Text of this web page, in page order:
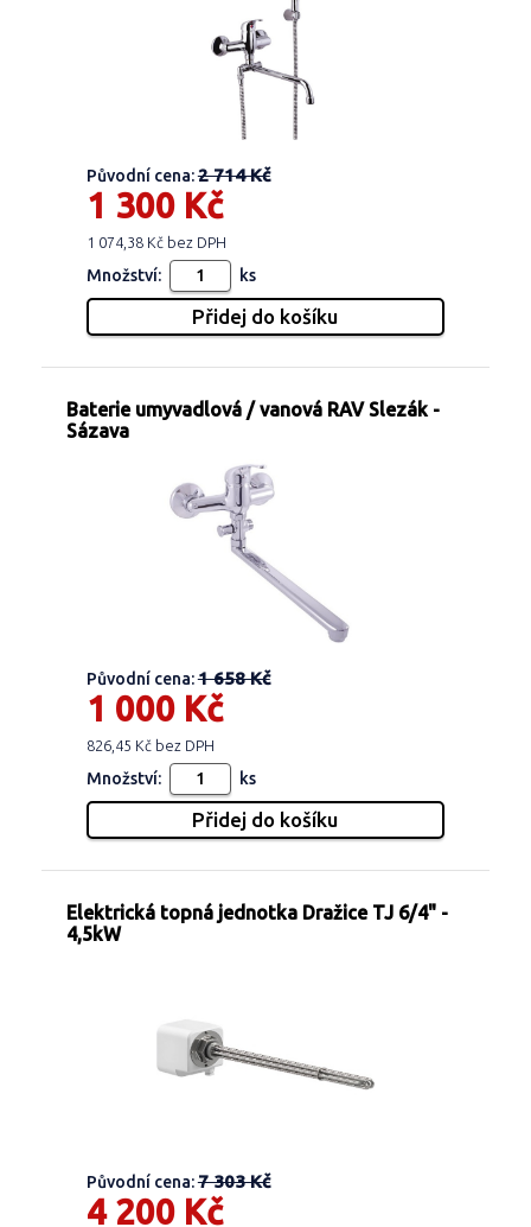
Původní cena:2 714 Kč
1 300 Kč
1 074,38 Kč bez DPH
Množství: ks
Baterie umyvadlová / vanová RAV Slezák -
Sázava
Původní cena:1 658 Kč
1 000 Kč
826,45 Kč bez DPH
Množství: ks
Elektrická topná jednotka Dražice TJ 6/4" -
4,5kW
Původní cena:7 303 Kč
4 200 Kč